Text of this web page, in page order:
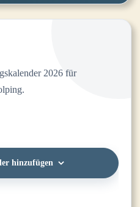
2026 für
hinzufügen